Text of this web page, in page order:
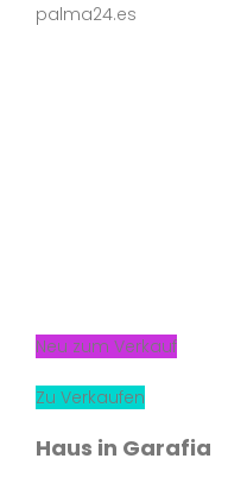
palma24.es
Neu zum Verkauf
Zu Verkaufen
Haus in Garafia